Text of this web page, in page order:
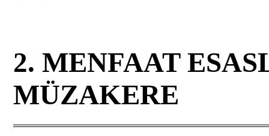
2.MENFAAT
MÜZAKERE